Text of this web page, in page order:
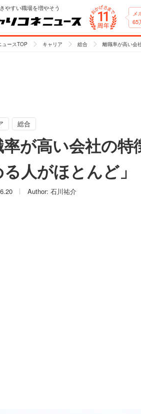
やすい職場を増やそう
メ
65
ュースTOP キャリア 総合 離職率が高い会
総合
が高い会社の
人がほとんど」
Author: 石川祐介